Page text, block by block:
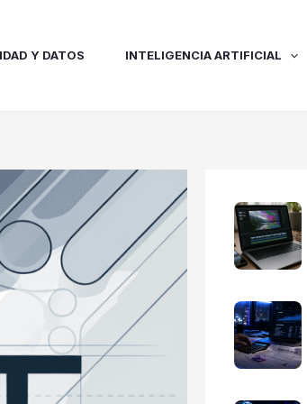
Y DATOS INTELIGENCIA ARTIFICIAL